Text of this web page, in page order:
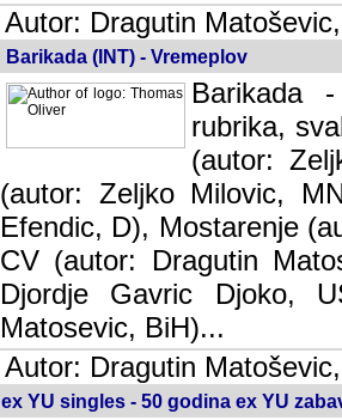
Autor: Dragutin
Barikada (INT) - Vremeplov
Barikada
rubrika,
(autor:
(autor: Zeljko Milovic,
Efendic, D), Mostarenje
CV (autor: Dragutin
Djordje Gavric Djoko,
Matosevic, BiH)...
Autor: Dragutin
ex YU singles - 50 godina ex YU